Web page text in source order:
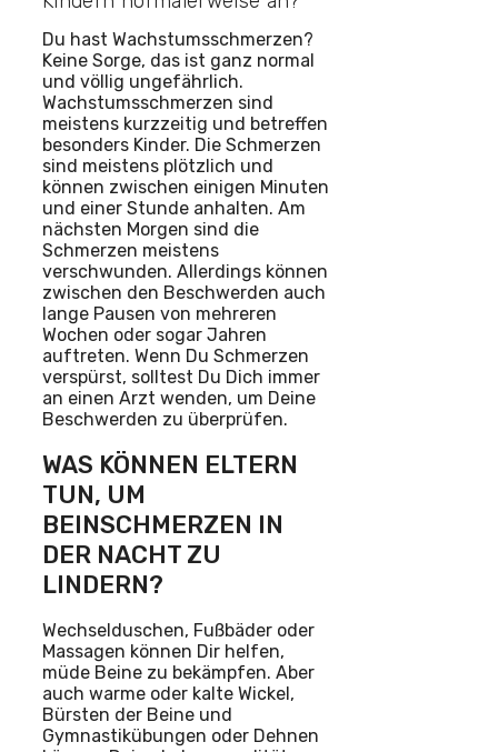
Du hast Wachstumsschmerzen?
Keine Sorge, das ist ganz normal
und völlig ungefährlich.
Wachstumsschmerzen sind
meistens kurzzeitig und betreffen
besonders Kinder. Die Schmerzen
sind meistens plötzlich und
können zwischen einigen Minuten
und einer Stunde anhalten. Am
nächsten Morgen sind die
Schmerzen meistens
verschwunden. Allerdings können
zwischen den Beschwerden auch
lange Pausen von mehreren
Wochen oder sogar Jahren
auftreten. Wenn Du Schmerzen
verspürst, solltest Du Dich immer
an einen Arzt wenden, um Deine
Beschwerden zu überprüfen.
WAS KÖNNEN ELTERN
TUN, UM
BEINSCHMERZEN IN
DER NACHT ZU
LINDERN?
Wechselduschen, Fußbäder oder
Massagen können Dir helfen,
müde Beine zu bekämpfen. Aber
auch warme oder kalte Wickel,
Bürsten der Beine und
Gymnastikübungen oder Dehnen